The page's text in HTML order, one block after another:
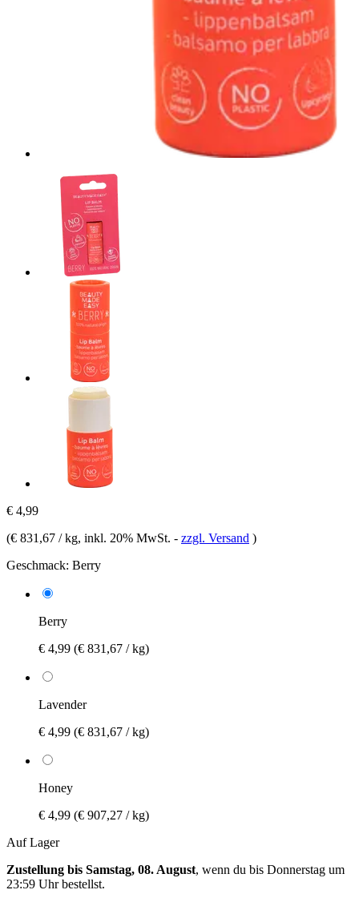
€ 4,99
(€ 831,67 / kg, inkl. 20% MwSt. - zzgl. Versand )
Geschmack: Berry
Berry
€ 4,99 (€ 831,67 / kg)
Lavender
€ 4,99 (€ 831,67 / kg)
Honey
€ 4,99 (€ 907,27 / kg)
Auf Lager
Zustellung bis Samstag, 08. August, wenn du bis Donnerstag um
23:59 Uhrbestellst.